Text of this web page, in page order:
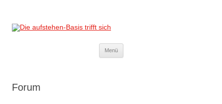
Menü
Forum